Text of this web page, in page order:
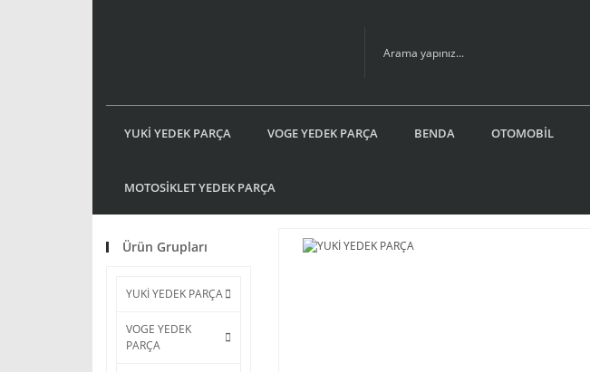
YUKİ YEDEK PARÇA VOGE YEDEK PARÇA BENDA OTOMOBİL
MOTOSİKLET YEDEK PARÇA
Ürün Grupları
YUKİ YEDEK PARÇA
VOGE YEDEK
PARÇA